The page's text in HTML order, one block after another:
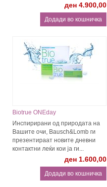
ден 4.900,00
Biotrue ONEday
Инспирирани од природата на
Вашите очи, Bausch&Lomb ги
презентираат новите дневни
контактни леќи кои ја ги...
ден 1.600,00